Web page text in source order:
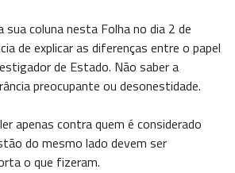
coluna nesta Folha no dia 2 de
de explicar as diferenças entre o papel
de Estado. Não saber a
preocupante ou desonestidade.
apenas contra quem é considerado
do mesmo lado devem ser
o que fizeram.